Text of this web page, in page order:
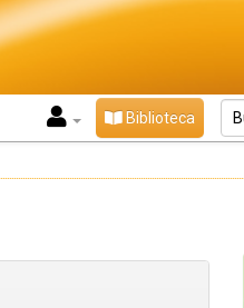
Biblioteca